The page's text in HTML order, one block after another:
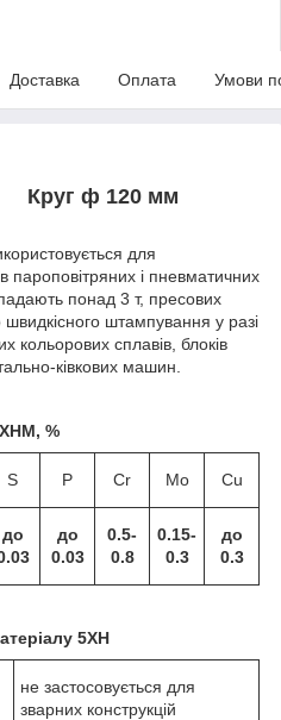
Доставка Оплата Умови
Круг ф 120 мм
для
і пневматичних
понад 3 т, пресових
штампування у разі
кольорових сплавів, блоків
ківкових машин.
%
S P Cr Мо Cu
до
до
0.03
0.5-
0.8
0.15-
0.3
до
0.3
5XH
не застосовується для
зварних конструкцій